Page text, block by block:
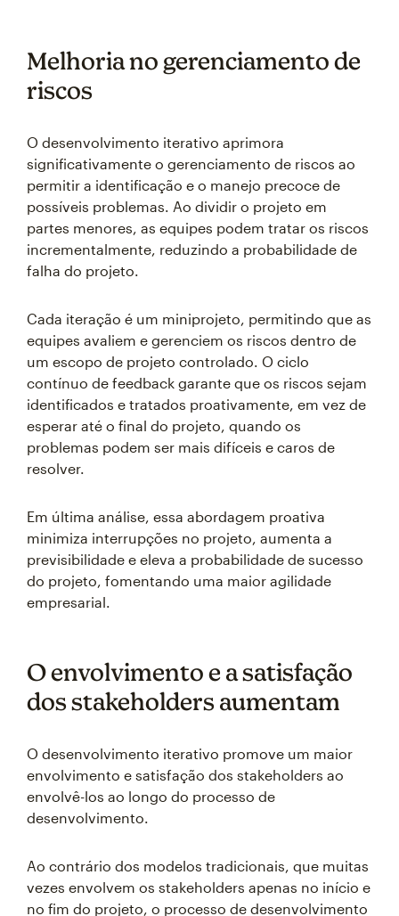
Melhoria no gerenciamento de
riscos
O desenvolvimento iterativo aprimora
significativamente o gerenciamento de riscos ao
permitir a identificação e o manejo precoce de
possíveis problemas. Ao dividir o projeto em
partes menores, as equipes podem tratar os riscos
incrementalmente, reduzindo a probabilidade de
falha do projeto.
Cada iteração é um miniprojeto, permitindo que as
equipes avaliem e gerenciem os riscos dentro de
um escopo de projeto controlado. O ciclo
contínuo de feedback garante que os riscos sejam
identificados e tratados proativamente, em vez de
esperar até o final do projeto, quando os
problemas podem ser mais difíceis e caros de
resolver.
Em última análise, essa abordagem proativa
minimiza interrupções no projeto, aumenta a
previsibilidade e eleva a probabilidade de sucesso
do projeto, fomentando uma maior agilidade
empresarial.
O envolvimento e a satisfação
dos stakeholders aumentam
O desenvolvimento iterativo promove um maior
envolvimento e satisfação dos stakeholders ao
envolvê-los ao longo do processo de
desenvolvimento.
Ao contrário dos modelos tradicionais, que muitas
vezes envolvem os stakeholders apenas no início e
no fim do projeto, o processo de desenvolvimento